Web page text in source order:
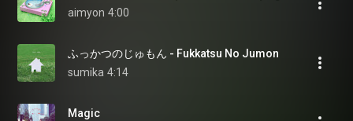
aimyon 4:00
ふっかつのじゅもん - Fukkatsu No Jumon
sumika 4:14
Magic